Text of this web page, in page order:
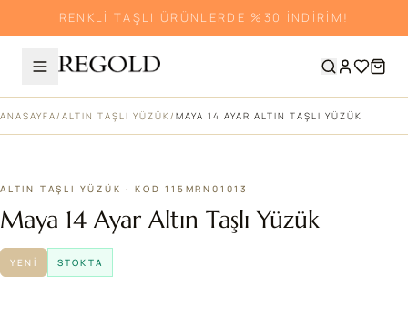
RENKLİ TAŞLI ÜRÜNLERDE %30 İNDİRİM!
ANASAYFA/ ALTIN TAŞLI YÜZÜK/ MAYA 14 AYAR ALTIN TAŞLI YÜZÜK
ALTIN TAŞLI YÜZÜK · KOD 115MRN01013
Maya 14 Ayar Altın Taşlı Yüzük
YENI STOKTA